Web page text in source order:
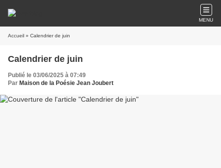
MENU
Accueil » Calendrier de juin
Calendrier de juin
Publié le 03/06/2025 à 07:49
Par Maison de la Poésie Jean Joubert